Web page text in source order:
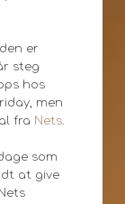
er
steg
hos
men
fra Nets.
som
at give